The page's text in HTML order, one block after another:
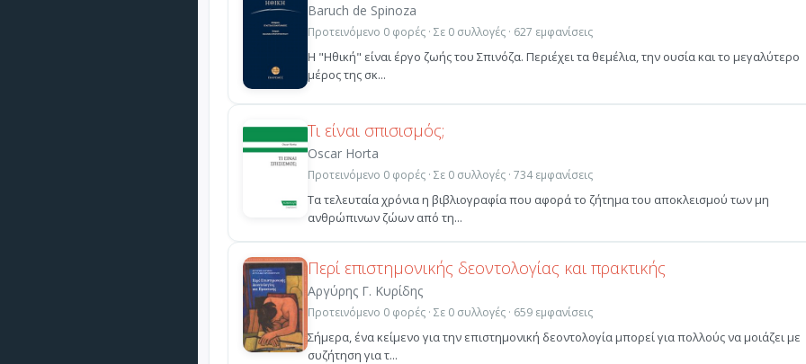
Baruch de Spinoza
Προτεινόμενο 0 φορές · Σε 0 συλλογές · 627 εμφανίσεις
Η "Ηθική" είναι έργο ζωής του Σπινόζα. Περιέχει τα θεμέλια, την ουσία και το μεγαλύτερο
μέρος της σκ...
Τι είναι σπισισμός;
Oscar Horta
Προτεινόμενο 0 φορές · Σε 0 συλλογές · 734 εμφανίσεις
Τα τελευταία χρόνια η βιβλιογραφία που αφορά το ζήτημα του αποκλεισμού των μη
ανθρώπινων ζώων από τη...
Περί επιστημονικής δεοντολογίας και πρακτικής
Αργύρης Γ. Κυρίδης
Προτεινόμενο 0 φορές · Σε 0 συλλογές · 659 εμφανίσεις
Σήμερα, ένα κείμενο για την επιστημονική δεοντολογία μπορεί για πολλούς να μοιάζει με
συζήτηση για τ...